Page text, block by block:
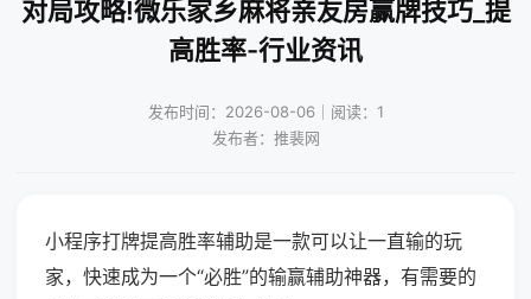
对局攻略!微乐家乡麻将亲友房赢牌技巧_提
高胜率-行业资讯
发布时间：2026-08-06｜阅读：1
发布者：推裴网
小程序打牌提高胜率辅助是一款可以让一直输的玩
家，快速成为一个“必胜”的输赢辅助神器，有需要的